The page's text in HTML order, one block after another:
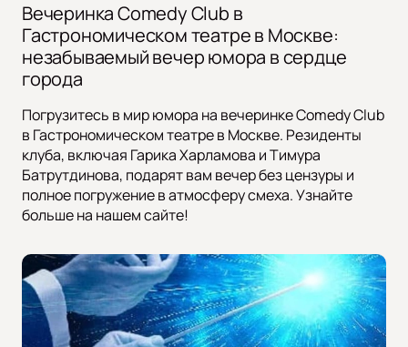
Вечеринка Comedy Club в
Гастрономическом театре в Москве:
незабываемый вечер юмора в сердце
города
Погрузитесь в мир юмора на вечеринке Comedy Club
в Гастрономическом театре в Москве. Резиденты
клуба, включая Гарика Харламова и Тимура
Батрутдинова, подарят вам вечер без цензуры и
полное погружение в атмосферу смеха. Узнайте
больше на нашем сайте!